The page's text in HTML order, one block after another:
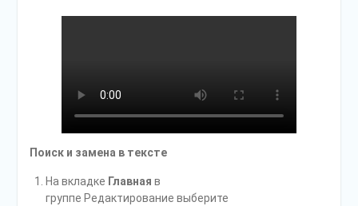
Поиск и замена в тексте
На вкладке Главная в
группе Редактирование выберите